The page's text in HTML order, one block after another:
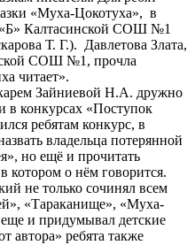
«Муха-Цокотуха», в
«Б» Калтасинской СОШ №1
Т. Г.). Давлетова Злата,
СОШ №1, прочла
читает».
Зайниевой Н.А. дружно
в конкурсах «Поступок
ребятам конкурс, в
владельца потерянной
но ещё и прочитать
котором о нём говорится.
не только сочинял всем
«Тараканище», «Муха-
и придумывал детские
автора» ребята также